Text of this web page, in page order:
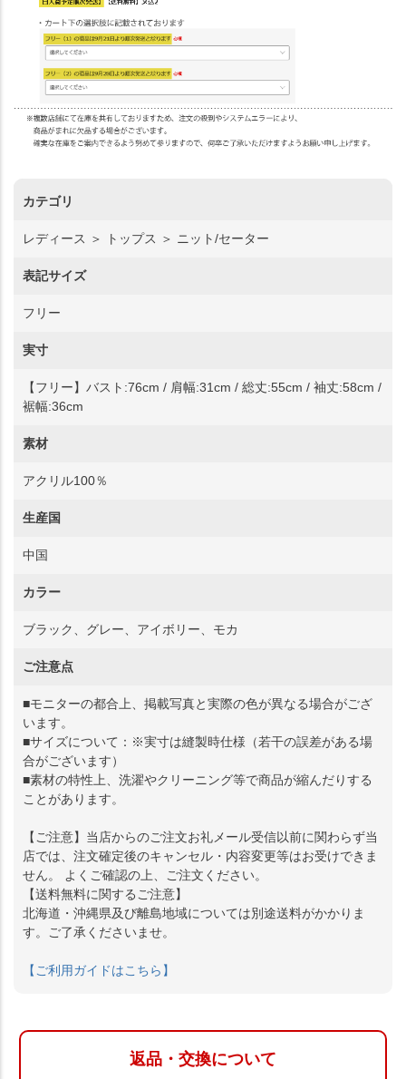
カテゴリ
レディース ＞ トップス ＞ ニット/セーター
表記サイズ
フリー
実寸
【フリー】バスト:76cm / 肩幅:31cm / 総丈:55cm / 袖丈:58cm /
裾幅:36cm
素材
アクリル100％
生産国
中国
カラー
ブラック、グレー、アイボリー、モカ
ご注意点
■モニターの都合上、掲載写真と実際の色が異なる場合がござ
います。
■サイズについて：※実寸は縫製時仕様（若干の誤差がある場
合がございます）
■素材の特性上、洗濯やクリーニング等で商品が縮んだりする
ことがあります。
【ご注意】当店からのご注文お礼メール受信以前に関わらず当
店では、注文確定後のキャンセル・内容変更等はお受けできま
せん。 よくご確認の上、ご注文ください。
【送料無料に関するご注意】
北海道・沖縄県及び離島地域については別途送料がかかりま
す。ご了承くださいませ。
【ご利用ガイドはこちら】
返品・交換について